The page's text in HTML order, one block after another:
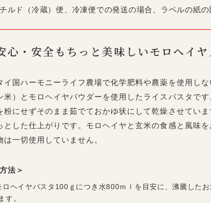
ルド（冷蔵）便、冷凍便での発送の場合、ラベルの紙の
心・安全もちっと美味しいモロヘイ
イ国ハーモニーライフ農場で化学肥料や農薬を使用し
米）とモロヘイヤパウダーを使用したライスパスタで
粉にせずそのまま茹でておかゆ状にして乾燥させてい
とした仕上がりです。モロヘイヤと玄米の食感と風味
は一切使用していません。
法＞
ロヘイヤパスタ100ｇにつき水800ｍｌを目安に、沸騰した
す。